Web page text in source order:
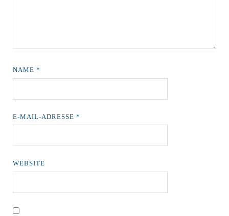
NAME*
E-MAIL-ADRESSE*
WEBSITE